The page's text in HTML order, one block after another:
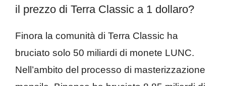
il prezzo di Terra Classic a 1 dollaro?
Finora la comunità di Terra Classic ha
bruciato solo 50 miliardi di monete LUNC.
Nell’ambito del processo di masterizzazione